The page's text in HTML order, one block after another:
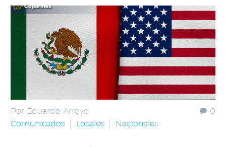
0
Por Eduardo Arroyo
Comunicados
Locales Nacionales